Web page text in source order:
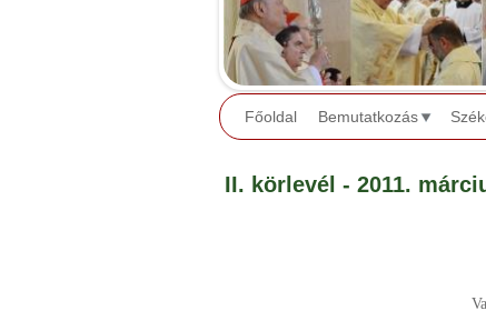
Főoldal Bemutatkozás
II. körlevél - 2011.